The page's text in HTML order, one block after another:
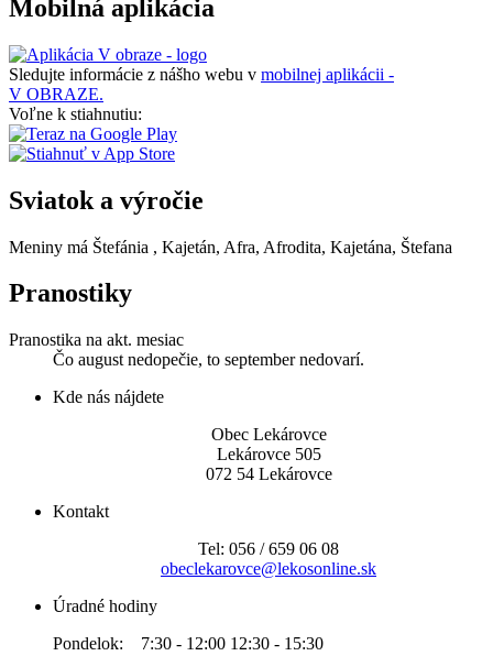
Mobilná aplikácia
Sledujte informácie z nášho webu v mobilnej aplikácii -
V OBRAZE.
Voľne k stiahnutiu:
Sviatok a výročie
Meniny má Štefánia , Kajetán, Afra, Afrodita, Kajetána, Štefana
Pranostiky
Pranostika na akt. mesiac
Čo august nedopečie, to september nedovarí.
Kde nás nájdete
Obec Lekárovce
Lekárovce 505
072 54 Lekárovce
Kontakt
Tel: 056 / 659 06 08
obeclekarovce@lekosonline.sk
Úradné hodiny
Pondelok: 7:30 - 12:00 12:30 - 15:30